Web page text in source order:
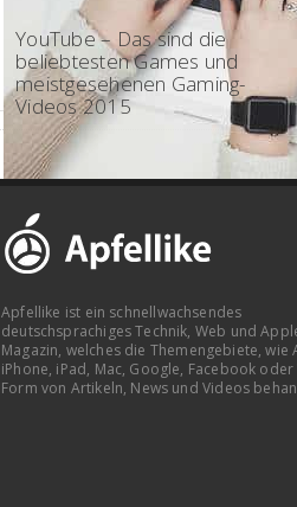
14:30 - 2015
YouTube – Das sind die
beliebtesten Games und
meistgesehenen Gaming-
Videos 2015
Apfellike ist ein schnellwachsendes
deutschsprachiges Technik, Web und
Magazin, welches die Themengebiete, wie
iPhone, iPad, Mac, Google, Facebook oder
Form von Artikeln, News und Videos